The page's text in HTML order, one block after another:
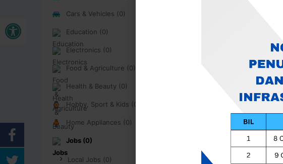
Buka bar alat
Cars & Vehicles (0)
Education (0)
Electronics (0)
Food & Agriculture (0)
Health & Beauty (0)
Hobby, Sport & Kids (0)
Home Appliances (0)
Jobs (0)
Local Jobs (0)